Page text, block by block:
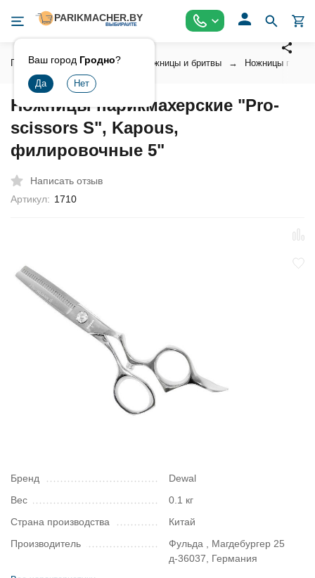
Ваш город Гродно?
Главная Инструмент Ножницы и бритвы Ножницы
Ножницы парикмахерские "Pro-
scissors S", Kapous,
филировочные 5"
Написать отзыв
Артикул: 1710
Бренд
Dewal
Вес
0.1 кг
Страна производства
Китай
Производитель
Фульда , Магдебургер 25
д-36037, Германия